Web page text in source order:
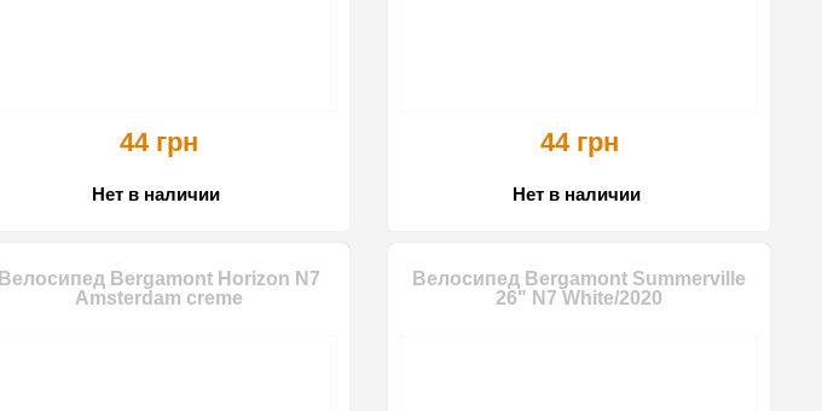
44 грн
Нет в наличии
44 грн
Нет в наличии
Велосипед Bergamont Horizon N7
Amsterdam creme
Велосипед Bergamont Summerville
26" N7 White/2020